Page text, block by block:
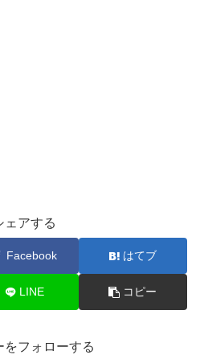
ェアする
Facebook はてブ
LINE コピー
をフォローする